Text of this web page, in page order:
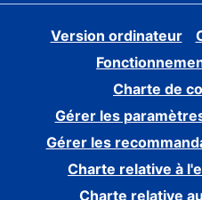
Version ordinateur
Charte de
Gérer les
Gérer les
Charte relative à
Charte relative